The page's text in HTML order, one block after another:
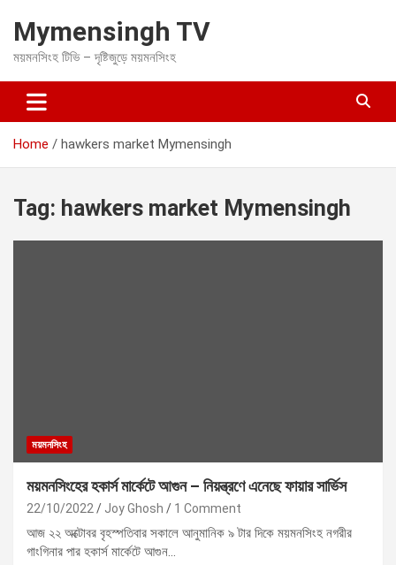
t
c
Mymensingh TV
ময়মনসিংহ টিভি – দৃষ্টিজুড়ে ময়মনসিংহ
Home hawkers market Mymensingh
Tag: hawkers market Mymensingh
ময়মনসিংহ
ময়মনসিংহের হকার্স মার্কেটে আগুন – নিয়ন্ত্রণে এনেছে ফায়ার সার্ভিস
22/10/2022 Joy Ghosh 1 Comment
আজ ২২ অক্টোবর বৃহস্পতিবার সকালে আনুমানিক ৯ টার দিকে ময়মনসিংহ নগরীর
গাংগিনার পার হকার্স মার্কেটে আগুন…